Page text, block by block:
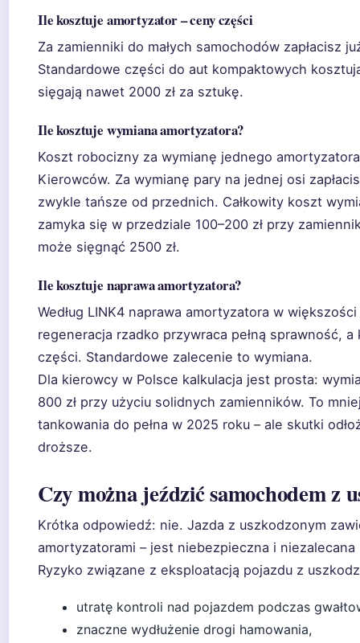
Ile kosztuje amortyzator – ceny części
Za zamienniki do małych samochodów zapłacisz
Standardowe części do aut kompaktowych
sięgają nawet 2000 zł za sztukę.
Ile kosztuje wymiana amortyzatora?
Koszt robocizny za wymianę jednego
Kierowców. Za wymianę pary na jednej osi
zwykle tańsze od przednich. Całkowity koszt
zamyka się w przedziale 100–200 zł przy
może sięgnąć 2500 zł.
Ile kosztuje naprawa amortyzatora?
Według LINK4 naprawa amortyzatora w
regeneracja rzadko przywraca pełną sprawność,
części. Standardowe zalecenie to wymiana.
Dla kierowcy w Polsce kalkulacja jest prosta:
800 zł przy użyciu solidnych zamienników. To
tankowania do pełna w 2025 roku – ale skutki
droższe.
Czy można jeździć samochodem z
Krótka odpowiedź: nie. Jazda z uszkodzonym
amortyzatorami – jest niebezpieczna i
Ryzyko związane z eksploatacją pojazdu z
utratę kontroli nad pojazdem podczas
znaczne wydłużenie drogi hamowania,